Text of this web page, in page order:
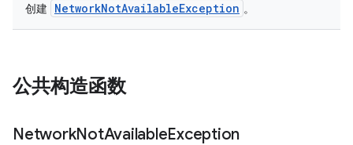
创建 NetworkNotAvailableException 。
公共构造函数
NetworkNotAvailableException